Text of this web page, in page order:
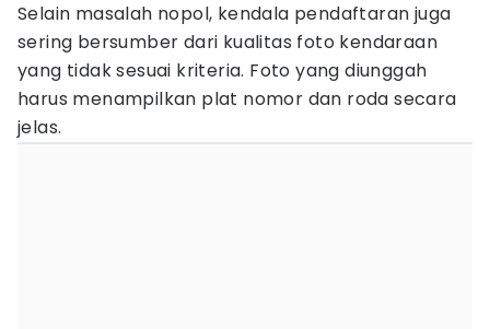
Selain masalah nopol, kendala pendaftaran juga
sering bersumber dari kualitas foto kendaraan
yang tidak sesuai kriteria. Foto yang diunggah
harus menampilkan plat nomor dan roda secara
jelas.